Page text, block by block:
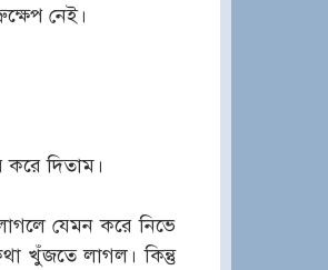
নেই।
দিতাম।
যেমন করে নিভে
খুঁজতে লাগল। কিন্তু